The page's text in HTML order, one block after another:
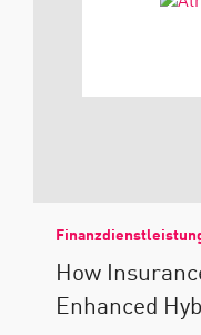
How
Enhanced